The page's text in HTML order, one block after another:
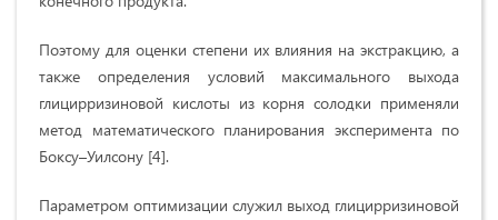
Поэтому для оценки степени их влияния на экстракцию, а
также определения условий максимального выхода
глицирризиновой кислоты из корня солодки применяли
метод математического планирования эксперимента по
Боксу–Уилсону [4].
Параметром оптимизации служил выход глицирризиновой